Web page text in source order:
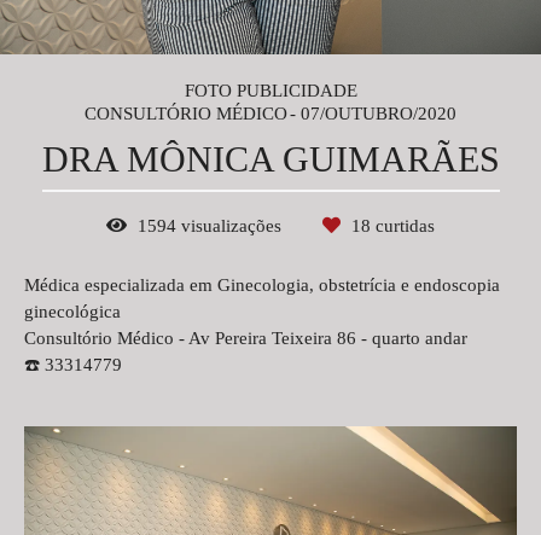
FOTO PUBLICIDADE
CONSULTÓRIO MÉDICO
07/OUTUBRO/2020
DRA MÔNICA GUIMARÃES
1594 visualizações 18 curtidas
Médica especializada em Ginecologia, obstetrícia e endoscopia
ginecológica
Consultório Médico - Av Pereira Teixeira 86 - quarto andar
☎️ 33314779⁣